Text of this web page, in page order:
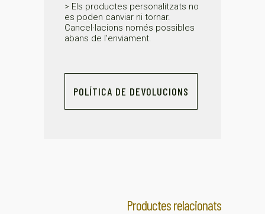
> Els productes personalitzats no
es poden canviar ni tornar.
Cancel·lacions només possibles
abans de l’enviament.
POLÍTICA DE DEVOLUCIONS
Productes relacionats